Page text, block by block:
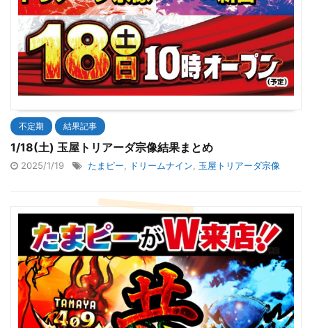
不定期 結果記事
1/18(土) 玉屋トリアーダ宗像結果まとめ
2025/1/19 たまピー ドリームナイン 玉屋トリアーダ宗像